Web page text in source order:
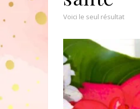
Voici le seul résultat